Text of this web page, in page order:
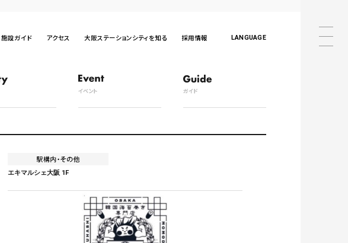
施設ガイド アクセス 大阪ステーションシティを知る 採用情報 LANGUAGE
イベント ガイド
日本語 English 中文 한국어
エキマルシェ大阪 1F